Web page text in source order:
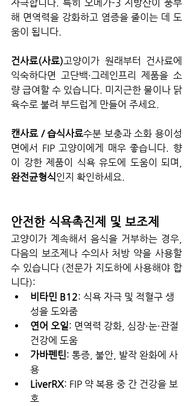
자극합니다. 특히 오메가-3 지방산이 풍부
해 면역력을 강화하고 염증을 줄이는 데 도
움이 됩니다.
건사료(사료)고양이가 원래부터 건사료에
익숙하다면 고단백·그레인프리 제품을 소
량 급여할 수 있습니다. 미지근한 물이나 닭
육수로 불려 부드럽게 만들어 주세요.
캔사료 / 습식사료수분 보충과 소화 용이성
면에서 FIP 고양이에게 매우 좋습니다. 향
완전균형식인지 확인하세요.
안전한 식욕촉진제 및 보조제
고양이가 계속해서 음식을 거부하는 경우,
다음의 보조제나 수의사 처방 약을 사용할
수 있습니다 (전문가 지도하에 사용해야 합
니다):
비타민 B12: 식욕 자극 및 적혈구 생
성을 도와줌
연어 오일: 면역력 강화, 심장·눈·관절
건강에 도움
가바펜틴 : 통증, 불안, 발작 완화에 사
용
LiverRX: FIP 약 복용 중 간 건강을 보
호